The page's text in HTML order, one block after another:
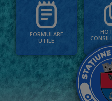
FORMULARE
UTILE